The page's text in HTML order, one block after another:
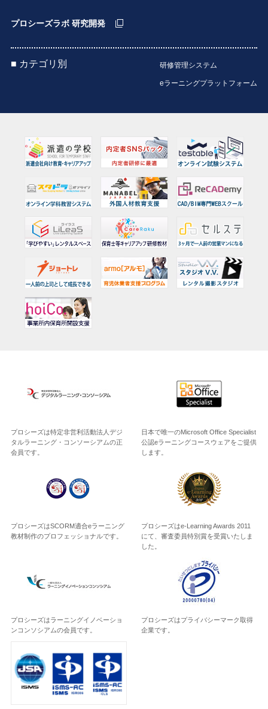
プロシーズラボ 研究開発
■ カテゴリ別 研修管理システム
eラーニングプラットフォーム
プロシーズは特定非営利活動法人デジ
タルラーニング・コンソーシアムの正
会員です。
日本で唯一のMicrosoft Office Specialist
公認eラーニングコースウェアをご提供
します。
プロシーズはSCORM適合eラーニング
教材制作のプロフェッショナルです。
プロシーズはe-Learning Awards 2011
にて、審査委員特別賞を受賞いたしま
した。
プロシーズはラーニングイノベーショ
ンコンソシアムの会員です。
プロシーズはプライバシーマーク取得
企業です。